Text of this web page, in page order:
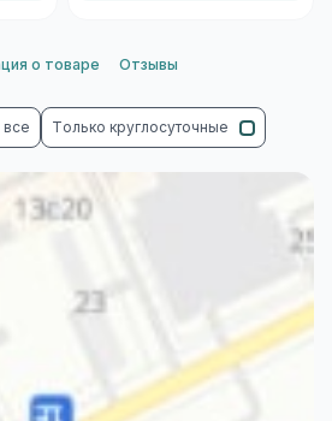
о товаре Отзывы
все Только круглосуточные